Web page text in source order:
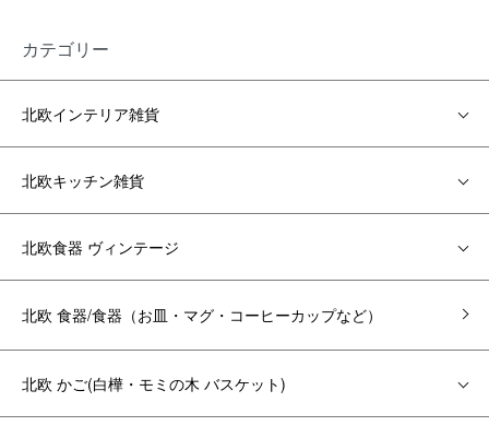
カテゴリー
北欧インテリア雑貨
北欧キッチン雑貨
北欧食器 ヴィンテージ
北欧 食器/食器（お皿・マグ・コーヒーカップなど）
北欧 かご(白樺・モミの木 バスケット)